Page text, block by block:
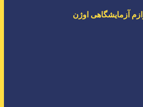
آزمایشگاهی اوژن